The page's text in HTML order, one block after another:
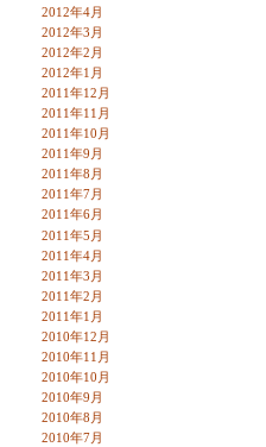
2012年4月
2012年3月
2012年2月
2012年1月
2011年12月
2011年11月
2011年10月
2011年9月
2011年8月
2011年7月
2011年6月
2011年5月
2011年4月
2011年3月
2011年2月
2011年1月
2010年12月
2010年11月
2010年10月
2010年9月
2010年8月
2010年7月